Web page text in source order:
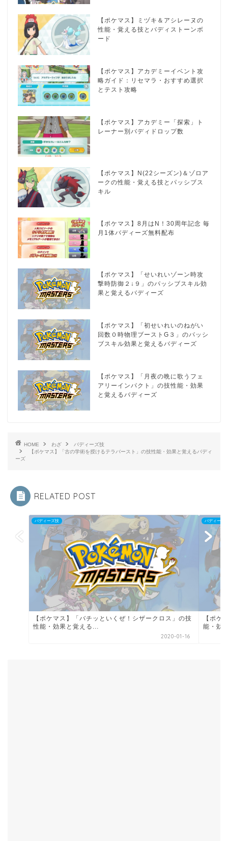
【ポケマス】ミヅキ＆アシレーヌの
性能・覚える技とバディストーンボ
ード
【ポケマス】アカデミーイベント攻
略ガイド：リセマラ・おすすめ選択
とテスト攻略
【ポケマス】アカデミー「探索」ト
レーナー別バディドロップ数
【ポケマス】N(22シーズン)＆ゾロア
ークの性能・覚える技とパッシブス
キル
【ポケマス】8月はN！30周年記念 毎
月1体バディーズ無料配布
【ポケマス】「せいれいゾーン時攻
撃時防御２↓９」のパッシブスキル効
果と覚えるバディーズ
【ポケマス】「初せいれいのねがい
回数０時物理ブーストG３」のパッシ
ブスキル効果と覚えるバディーズ
【ポケマス】「月夜の晩に歌うフェ
アリーインパクト」の技性能・効果
と覚えるバディーズ
HOME わざ
バディーズ技
【ポケマス】「古の学術を授けるテラバースト」の技性能・効果と覚えるバディ
ーズ
RELATED POST
バディーズ技
【ポケマス】「バチッといくぜ！シザークロス」の技
性能・効果と覚える...
2020-01-16
バディーズ
【ポケ
能・効